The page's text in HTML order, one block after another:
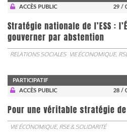
ACCÈS PUBLIC
29 /
Stratégie nationale de l’ESS :
gouverner par abstention
RELATIONS SOCIALES VIE ÉCONOMIQUE,
PARTICIPATIF
ACCÈS PUBLIC
28 /
Pour une véritable stratégie
VIE ÉCONOMIQUE, RSE & SOLIDARITÉ